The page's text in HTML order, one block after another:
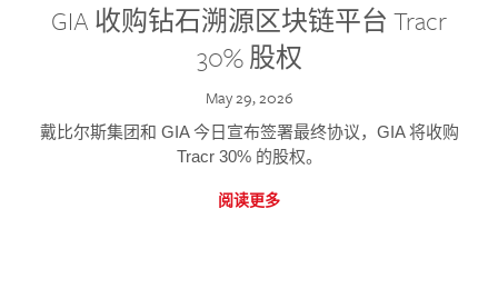
GIA 收购钻石溯源区块链平台 Tracr
30% 股权
May 29, 2026
戴比尔斯集团和 GIA 今日宣布签署最终协议，GIA 将收购
Tracr 30% 的股权。
阅读更多